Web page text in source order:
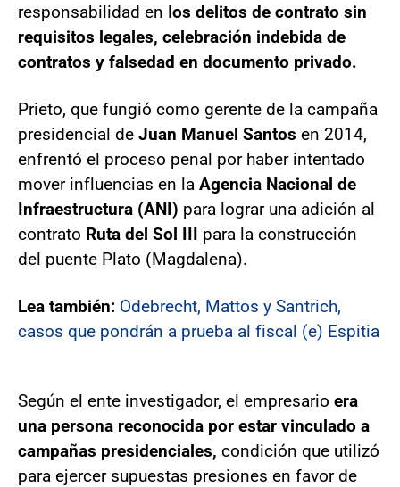
responsabilidad en los delitos de contrato sin
requisitos legales, celebración indebida de
contratos y falsedad en documento privado.
Prieto, que fungió como gerente de la campaña
presidencial de Juan Manuel Santos en 2014,
enfrentó el proceso penal por haber intentado
mover influencias en la Agencia Nacional de
Infraestructura (ANI) para lograr una adición al
contrato Ruta del Sol III para la construcción
del puente Plato (Magdalena).
Lea también: Odebrecht, Mattos y Santrich,
casos que pondrán a prueba al fiscal (e) Espitia
Según el ente investigador, el empresario era
una persona reconocida por estar vinculado a
campañas presidenciales, condición que utilizó
para ejercer supuestas presiones en favor de